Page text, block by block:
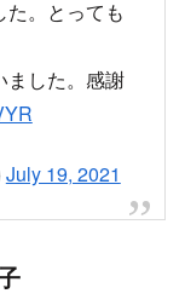
。とっても
ました。感謝
July 19, 2021